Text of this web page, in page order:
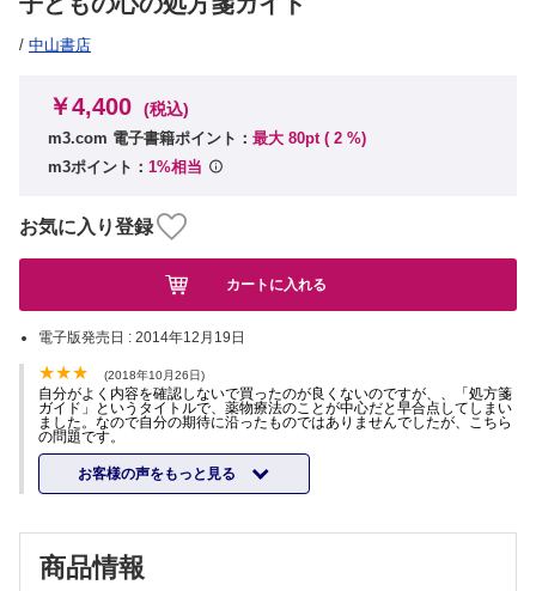
/ 中山書店
電子版発売日 : 2014年12月19日
(2018年10月26日)
自分がよく内容を確認しないで買ったのが良くないのですが、、「処方箋
ガイド」というタイトルで、薬物療法のことが中心だと早合点してしまい
ました。なので自分の期待に沿ったものではありませんでしたが、こちら
の問題です。
お客様の声をもっと見る
￥4,400 (税込)
m3.com 電子書籍ポイント： 最大 80pt ( 2 %)
m3ポイント： 1%相当
お気に入り登録
カートに入れる
商品情報